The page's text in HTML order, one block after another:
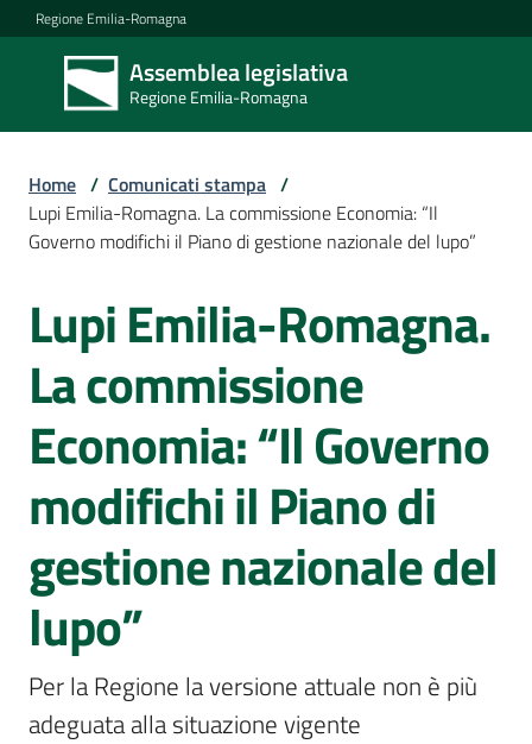
Vai al contenuto
Vai alla navigazione
Vai al footer
Regione Emilia-Romagna
Assemblea legislativa
Regione Emilia-Romagna
Assemblea
legislativa
Regione Emilia-
Assemblea
Attività
Argomenti
i
media
Menu selezionato
i
cittadini
Home / Comunicati stampa /
Lupi Emilia-Romagna. La commissione Economia: “Il
Governo modifichi il Piano di gestione nazionale del lupo”
Salta al contenuto
Lupi Emilia-Romagna.
La commissione
Economia: “Il Governo
modifichi il Piano di
gestione nazionale del
lupo”
Per la Regione la versione attuale non è più
adeguata alla situazione vigente